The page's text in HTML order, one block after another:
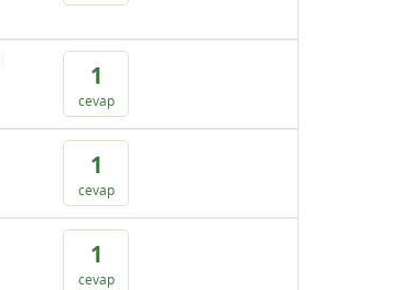
1
cevap
1
cevap
1
cevap